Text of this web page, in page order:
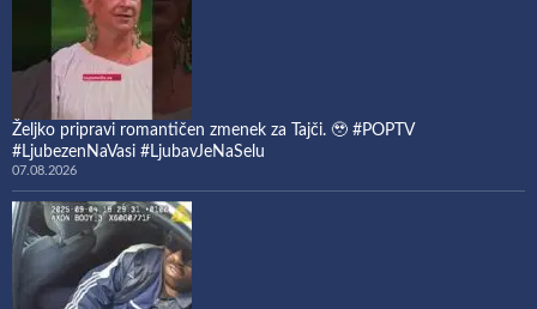
Željko pripravi romantičen zmenek za Tajči. 🥹 #POPTV
#LjubezenNaVasi #LjubavJeNaSelu
07.08.2026